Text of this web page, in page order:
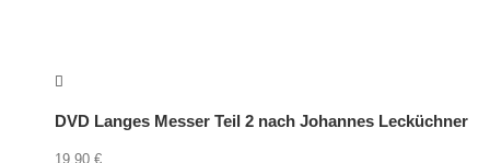
DVD Langes Messer Teil 2 nach Johannes Lecküchner
19,90 €